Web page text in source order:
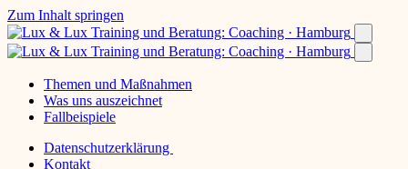
Zum Inhalt springen
Themen und Maßnahmen
Was uns auszeichnet
Fallbeispiele
Datenschutzerklärung
Kontakt